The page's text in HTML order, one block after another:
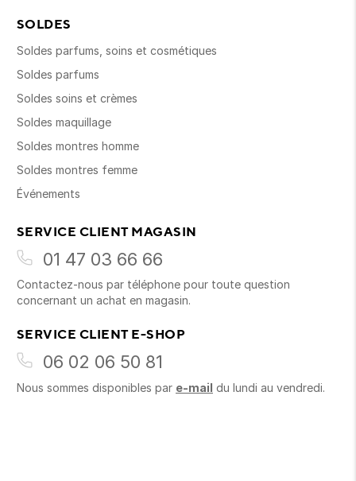
SOLDES
Soldes parfums, soins et cosmétiques
Soldes parfums
Soldes soins et crèmes
Soldes maquillage
Soldes montres homme
Soldes montres femme
Événements
SERVICE CLIENT MAGASIN
01 47 03 66 66
Contactez-nous par téléphone pour toute question
concernant un achat en magasin.
SERVICE CLIENT E-SHOP
06 02 06 50 81
Nous sommes disponibles par e-mail du lundi au vendredi.